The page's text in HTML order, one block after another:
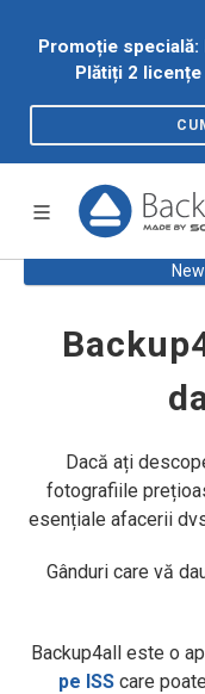
Promoție specială:
Plătiți 2 licențe
Dacă ați
fotografiile
esențiale afacerii
Gânduri care vă
Backup4all este o
pe ISScare